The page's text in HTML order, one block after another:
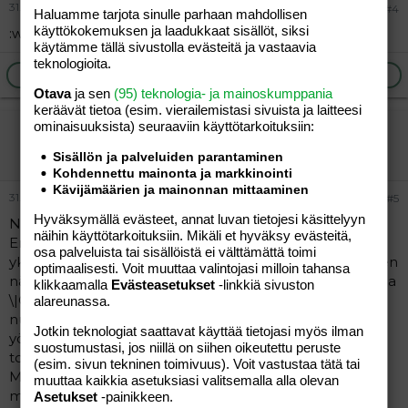
31.10.2004 #4
:wave: heissan!
Ilmoita asiaton viesti
LiisaSofia
Vieras
31.10.2004 #5
No mutta hei :wave:
En eilen päässy ollenkaan koneelle (en siis
yksinkertasesti ehtiny!) ja tänäänki veny tää kirjottaminen
näin myöhään. Meillä on poijjan kans vähän uniongelmia
\|O Ei tahdo nukkua öisin ja itkeskelee päivisinkin ja toi
nuorempi (4kk) nyt nukkuu vielä aika katkonaisesti
yönsä. Joten joskus väsyttää ja pitää ottaa päivälläkin
torkut.
Mutta kerrohan jotekin itsestäsi?! Kuka olet ja mistä? Ja
muksustakin kerro =)
Haluamme tarjota sinulle parhaan mahdollisen
käyttökokemuksen ja laadukkaat sisällöt, siksi
käytämme tällä sivustolla evästeitä ja vastaavia
teknologioita.
Otavaja sen (95) teknologia- ja mainoskumppania
keräävät tietoa (esim. vierailemis­tasi sivuista ja laitteesi
ominaisuuk­sista) seuraaviin käyttötarkoituksiin:
Sisällön ja palveluiden parantaminen
Kohdennettu mainonta ja markkinointi
Kävijämäärien ja mainonnan mittaaminen
Hyväksymällä evästeet, annat luvan tietojesi käsittelyyn
näihin käyttötarkoituksiin. Mikäli et hyväksy evästeitä,
osa palveluista tai sisällöistä ei välttämättä toimi
optimaalisesti. Voit muuttaa valintojasi milloin tahansa
klikkaamalla Evästeasetukset -linkkiä sivuston
alareunassa.
Jotkin teknologiat saattavat käyttää tietojasi myös ilman
suostumustasi, jos niillä on siihen oikeutettu peruste
(esim. sivun tekninen toimivuus). Voit vastustaa tätä tai
muuttaa kaikkia asetuksiasi valitsemalla alla olevan
Asetukset -painikkeen.